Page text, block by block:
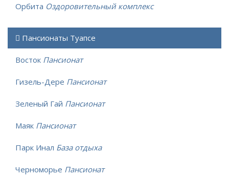
Орбита Оздоровительный комплекс
Пансионаты Туапсе
Восток Пансионат
Гизель-Дере Пансионат
Зеленый Гай Пансионат
Маяк Пансионат
Парк Инал База отдыха
Черноморье Пансионат